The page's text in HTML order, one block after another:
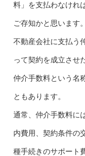
料」を支払わなけれ
ご存知かと思います。
不動産会社に支払う
って契約を成立させ
仲介手数料という名
ともあります。
通常、仲介手数料に
内費用、契約条件の
種手続きのサポート